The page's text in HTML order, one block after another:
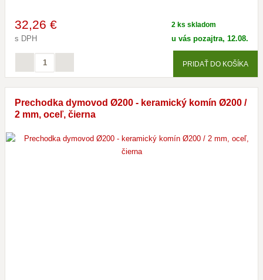
32,26 €
s DPH
2 ks skladom
u vás pozajtra, 12.08.
PRIDAŤ DO KOŠÍKA
Prechodka dymovod Ø200 - keramický komín Ø200 /
2 mm, oceľ, čierna